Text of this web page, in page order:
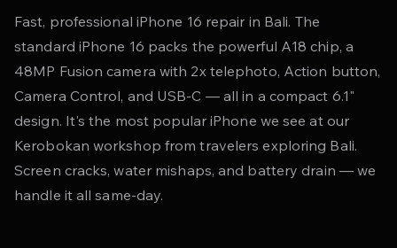
Fast, professional iPhone 16 repair in Bali. The
standard iPhone 16 packs the powerful A18 chip, a
48MP Fusion camera with 2x telephoto, Action button,
Camera Control, and USB-C — all in a compact 6.1"
design. It's the most popular iPhone we see at our
Kerobokan workshop from travelers exploring Bali.
Screen cracks, water mishaps, and battery drain — we
handle it all same-day.